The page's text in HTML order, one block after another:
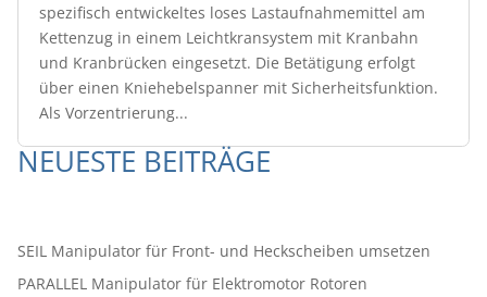
spezifisch entwickeltes loses Lastaufnahmemittel am
Kettenzug in einem Leichtkransystem mit Kranbahn
und Kranbrücken eingesetzt. Die Betätigung erfolgt
über einen Kniehebelspanner mit Sicherheitsfunktion.
Als Vorzentrierung...
NEUESTE BEITRÄGE
SEIL Manipulator für Front- und Heckscheiben umsetzen
PARALLEL Manipulator für Elektromotor Rotoren